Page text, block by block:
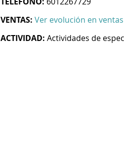
VENTAS: Ver evolución en ventas
ACTIVIDAD: Actividades de